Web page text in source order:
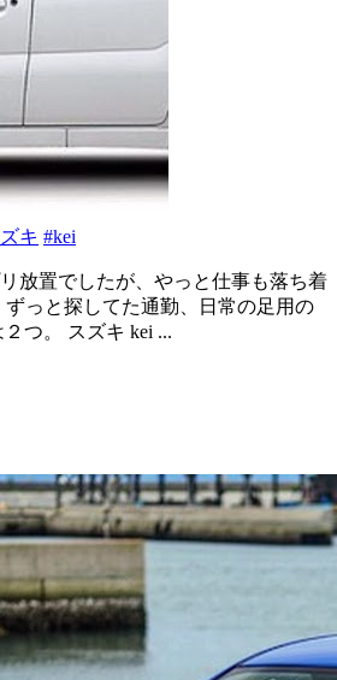
キ #kei
放置でしたが、やっと仕事も落ち着
っと探してた通勤、日常の足用の
つ。 スズキ kei ...